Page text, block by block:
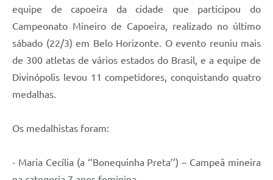
equipe de capoeira da cidade que participou do
Campeonato Mineiro de Capoeira, realizado no último
sábado (22/3) em Belo Horizonte. O evento reuniu mais
de 300 atletas de vários estados do Brasil, e a equipe de
Divinópolis levou 11 competidores, conquistando quatro
medalhas.
Os medalhistas foram:
- Maria Cecília (a ‘’Bonequinha Preta’’) – Campeã mineira